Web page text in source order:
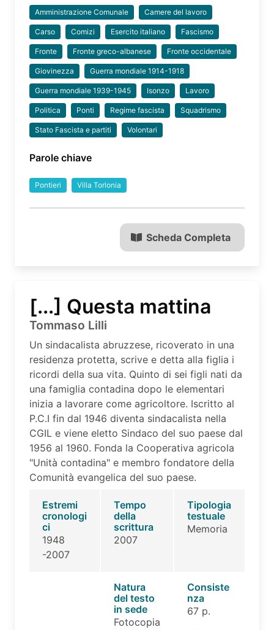
Amministrazione Comunale Camere del lavoro
Carso Comizi Esercito italiano Fascismo
Fronte Fronte greco-albanese Fronte occidentale
Giovinezza Guerra mondiale 1914-1918
Guerra mondiale 1939-1945 Isonzo Lavoro
Politica Ponti Regime fascista Squadrismo
Stato Fascista e partiti Volontari
Parole chiave
Pontieri Villa Torlonia
Scheda Completa
[...] Questa mattina
Tommaso Lilli
Un sindacalista abruzzese, ricoverato in una
residenza protetta, scrive e detta alla figlia i
ricordi della sua vita. Quinto di sei figli nati da
una famiglia contadina dopo le elementari
inizia a lavorare come agricoltore. Iscritto al
P.C.I fin dal 1946 diventa sindacalista nella
CGIL e viene eletto Sindaco del suo paese dal
1956 al 1960. Fonda la Cooperativa agricola
"Unità contadina" e membro fondatore della
Comunità evangelica del suo paese.
Estremi
cronologi
ci
1948
-2007
Tempo
della
scrittura
2007
Tipologia
testuale
Memoria
Natura
del testo
in sede
Fotocopia
Consiste
nza
67 p.